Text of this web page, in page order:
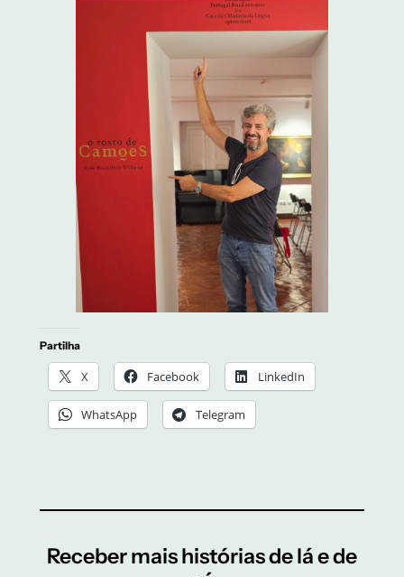
Partilha
X Facebook LinkedIn
WhatsApp Telegram
Receber mais histórias de lá e de